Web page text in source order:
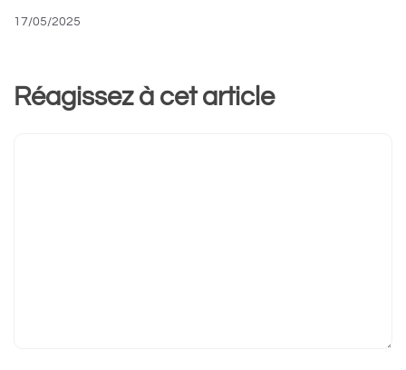
17/05/2025
Réagissez à cet article